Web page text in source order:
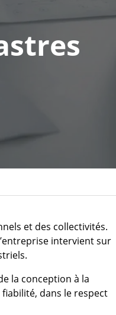
et des collectivités.
intervient sur
la conception à la
dans le respect